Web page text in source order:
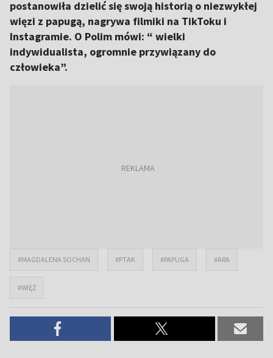
postanowiła dzielić się swoją historią o niezwykłej
więzi z papugą, nagrywa filmiki na TikToku i
Instagramie. O Polim mówi: “ wielki
indywidualista, ogromnie przywiązany do
człowieka”.
#MAGDALENA SOCHAN #PTAK #PAPUGA #ARA
#WIĘŹ